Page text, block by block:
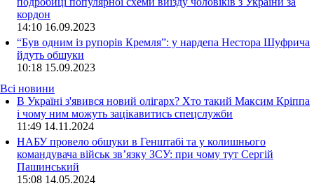
кордон
14:10 16.09.2023
“Був одним із рупорів Кремля”: у нардепа Нестора Шуфрича
йдуть обшуки
10:18 15.09.2023
Всі новини
В Україні з'явився новий олігарх? Хто такий Максим Кріппа
і чому ним можуть зацікавитись спецслужби
11:49 14.11.2024
НАБУ провело обшуки в Генштабі та у колишнього
командувача військ зв’язку ЗСУ: при чому тут Сергій
Пашинський
15:08 14.05.2024